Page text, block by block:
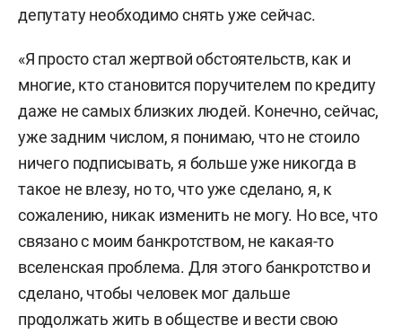
депутату необходимо снять уже сейчас.
«Я просто стал жертвой обстоятельств, как и
многие, кто становится поручителем по кредиту
даже не самых близких людей. Конечно, сейчас,
уже задним числом, я понимаю, что не стоило
ничего подписывать, я больше уже никогда в
такое не влезу, но то, что уже сделано, я, к
сожалению, никак изменить не могу. Но все, что
связано с моим банкротством, не какая-то
вселенская проблема. Для этого банкротство и
сделано, чтобы человек мог дальше
продолжать жить в обществе и вести свою